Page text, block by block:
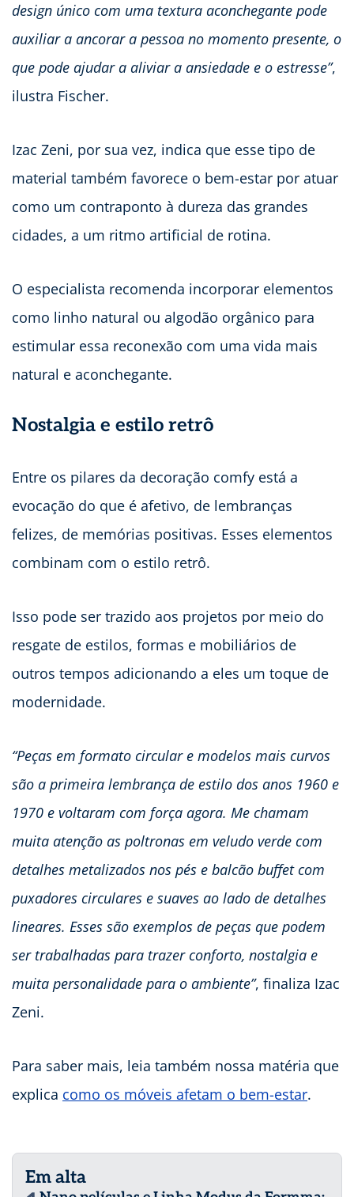
design único com uma textura aconchegante pode
auxiliar a ancorar a pessoa no momento presente, o
que pode ajudar a aliviar a ansiedade e o estresse”,
ilustra Fischer.
Izac Zeni, por sua vez, indica que esse tipo de
material também favorece o bem-estar por atuar
como um contraponto à dureza das grandes
cidades, a um ritmo artificial de rotina.
O especialista recomenda incorporar elementos
como linho natural ou algodão orgânico para
estimular essa reconexão com uma vida mais
natural e aconchegante.
Nostalgia e estilo retrô
Entre os pilares da decoração comfy está a
evocação do que é afetivo, de lembranças
felizes, de memórias positivas. Esses elementos
combinam com o estilo retrô.
Isso pode ser trazido aos projetos por meio do
resgate de estilos, formas e mobiliários de
outros tempos adicionando a eles um toque de
modernidade.
“Peças em formato circular e modelos mais curvos
são a primeira lembrança de estilo dos anos 1960 e
1970 e voltaram com força agora. Me chamam
muita atenção as poltronas em veludo verde com
detalhes metalizados nos pés e balcão buffet com
puxadores circulares e suaves ao lado de detalhes
lineares. Esses são exemplos de peças que podem
ser trabalhadas para trazer conforto, nostalgia e
muita personalidade para o ambiente”, finaliza Izac
Zeni.
Para saber mais, leia também nossa matéria que
explica como os móveis afetam o bem-estar.
Em alta